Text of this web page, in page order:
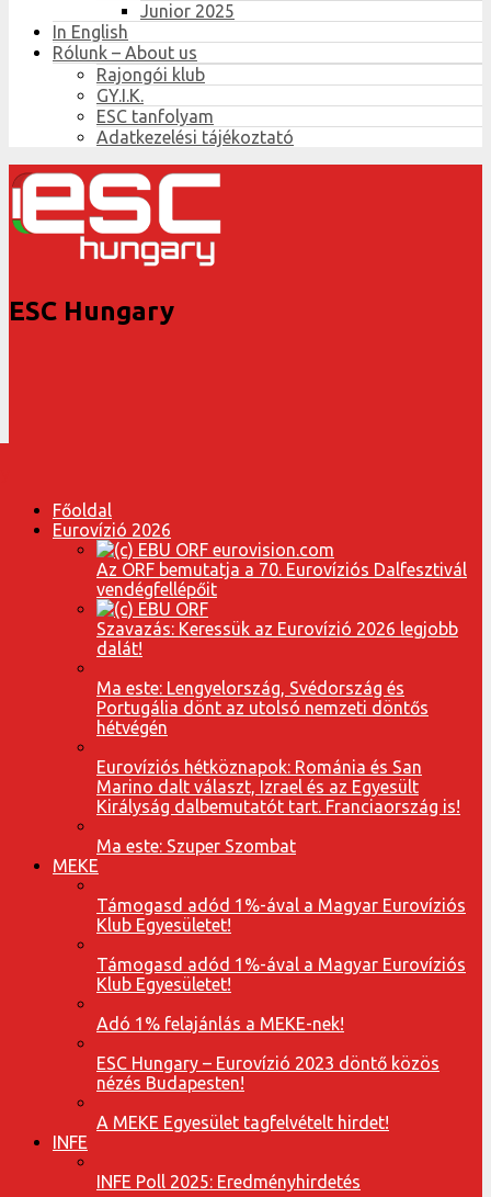
Junior 2025
In English
Rólunk – About us
Rajongói klub
GY.I.K.
ESC tanfolyam
Adatkezelési tájékoztató
ESC Hungary
Főoldal
Eurovízió 2026
Az ORF bemutatja a 70. Eurovíziós Dalfesztivál
vendégfellépőit
Szavazás: Keressük az Eurovízió 2026 legjobb
dalát!
Ma este: Lengyelország, Svédország és
Portugália dönt az utolsó nemzeti döntős
hétvégén
Eurovíziós hétköznapok: Románia és San
Marino dalt választ, Izrael és az Egyesült
Királyság dalbemutatót tart. Franciaország is!
Ma este: Szuper Szombat
MEKE
Támogasd adód 1%-ával a Magyar Eurovíziós
Klub Egyesületet!
Támogasd adód 1%-ával a Magyar Eurovíziós
Klub Egyesületet!
Adó 1% felajánlás a MEKE-nek!
ESC Hungary – Eurovízió 2023 döntő közös
nézés Budapesten!
A MEKE Egyesület tagfelvételt hirdet!
INFE
INFE Poll 2025: Eredményhirdetés